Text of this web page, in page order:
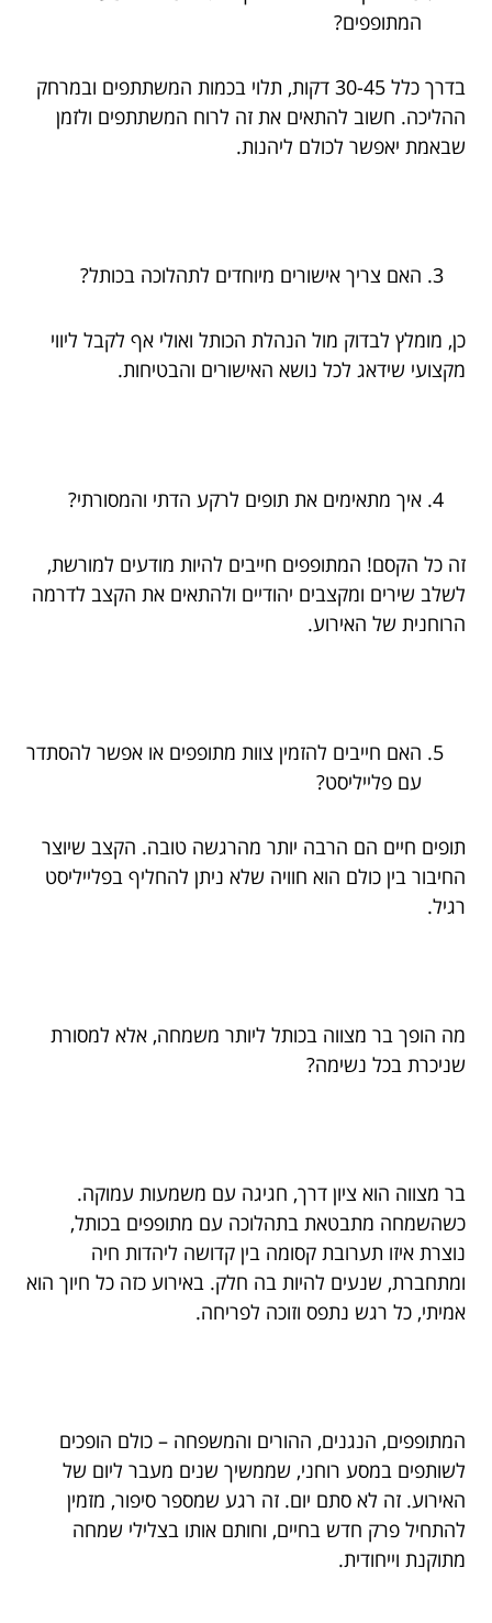
המתופפים?
בדרך כלל 30-45 דקות, תלוי בכמות המשתתפים ובמרחק
ההליכה. חשוב להתאים את זה לרוח המשתתפים ולזמן
שבאמת יאפשר לכולם ליהנות.
האם צריך אישורים מיוחדים לתהלוכה בכותל?
כן, מומלץ לבדוק מול הנהלת הכותל ואולי אף לקבל ליווי
מקצועי שידאג לכל נושא האישורים והבטיחות.
איך מתאימים את תופים לרקע הדתי והמסורתי?
זה כל הקסם! המתופפים חייבים להיות מודעים למורשת,
לשלב שירים ומקצבים יהודיים ולהתאים את הקצב לדרמה
הרוחנית של האירוע.
האם חייבים להזמין צוות מתופפים או אפשר להסתדר
עם פלייליסט?
תופים חיים הם הרבה יותר מהרגשה טובה. הקצב שיוצר
החיבור בין כולם הוא חוויה שלא ניתן להחליף בפלייליסט
רגיל.
מה הופך בר מצווה בכותל ליותר משמחה, אלא למסורת
שניכרת בכל נשימה?
בר מצווה הוא ציון דרך, חגיגה עם משמעות עמוקה.
כשהשמחה מתבטאת בתהלוכה עם מתופפים בכותל,
נוצרת איזו תערובת קסומה בין קדושה ליהדות חיה
ומתחברת, שנעים להיות בה חלק. באירוע כזה כל חיוך הוא
אמיתי, כל רגש נתפס וזוכה לפריחה.
המתופפים, הנגנים, ההורים והמשפחה – כולם הופכים
לשותפים במסע רוחני, שממשיך שנים מעבר ליום של
האירוע. זה לא סתם יום. זה רגע שמספר סיפור, מזמין
להתחיל פרק חדש בחיים, וחותם אותו בצלילי שמחה
מתוקנת וייחודית.